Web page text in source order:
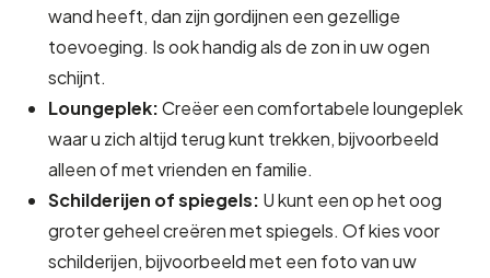
wand heeft, dan zijn gordijnen een gezellige
toevoeging. Is ook handig als de zon in uw ogen
schijnt.
Loungeplek:Creëer een comfortabele loungeplek
waar u zich altijd terug kunt trekken, bijvoorbeeld
alleen of met vrienden en familie.
Schilderijen of spiegels: U kunt een op het oog
groter geheel creëren met spiegels. Of kies voor
schilderijen, bijvoorbeeld met een foto van uw